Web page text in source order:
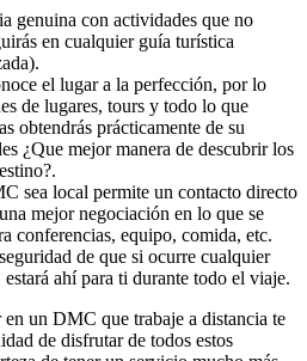
genuina con actividades que no
en cualquier guía turística
el lugar a la perfección, por lo
de lugares, tours y todo lo que
obtendrás prácticamente de su
¿Que mejor manera de descubrir los
sea local permite un contacto directo
mejor negociación en lo que se
conferencias, equipo, comida, etc.
de que si ocurre cualquier
ahí para ti durante todo el viaje.
un DMC que trabaje a distancia te
de disfrutar de todos estos